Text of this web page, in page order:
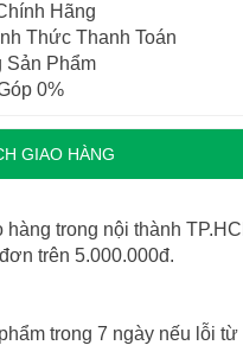
Hãng
Thức Thanh Toán
Sản Phẩm
0%
GIAO HÀNG
hàng trong nội thành
trên 5.000.000đ.
trong 7 ngày nếu lỗi từ